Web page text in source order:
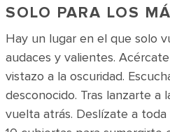
SOLO PARA LOS
Hay un lugar en el que solo
audaces y valientes.
vistazo a la oscuridad.
desconocido. Tras lanzarte a
vuelta atrás. Deslízate a